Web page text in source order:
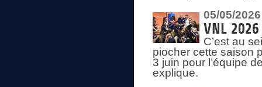
05/05/2026
VNL
C’est au
piocher cette saison
3 juin pour l’équipe
explique.